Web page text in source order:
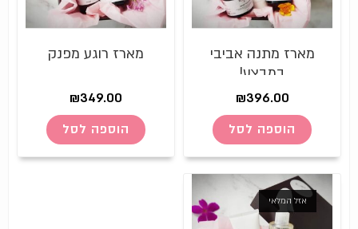
מארז מתנה אביבי
במבצע!
₪396.00
הוספה לסל
מארז רוגע מפנק
₪349.00
הוספה לסל
אזל המלאי